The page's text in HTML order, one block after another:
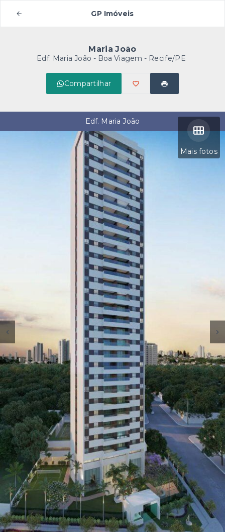
GP Imóveis
Maria João
Edf. Maria João - Boa Viagem - Recife/PE
Compartilhar
Mais fotos
Edf. Maria João